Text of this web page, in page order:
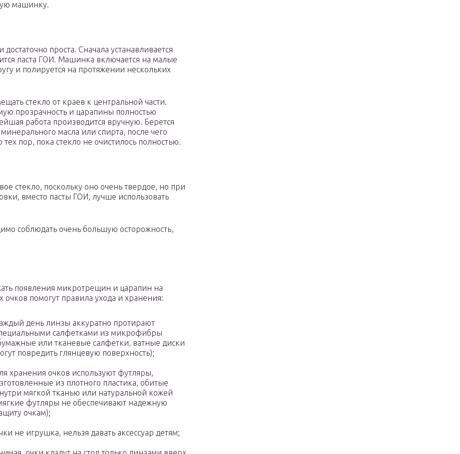
машинку.
проста. Сначала устанавливается
паста ГОИ. Машинка включается на малые
и полируется на протяжении нескольких
стекло от краев к центральной части.
прозрачность и царапины полностью
работа производится вручную. Берется
масла или спирта, после чего
пор, пока стекло не очистилось полностью.
стекло, поскольку оно очень твердое, но при
вместо пасты ГОИ, лучше использовать
соблюдать очень большую осторожность,
появления микротрещин и царапин на
очков помогут правила ухода и хранения:
день линзы аккуратно протирают
салфетками из микрофибры
или тканевые салфетки, ватные диски
повредить глянцевую поверхность);
хранения очков используют футляры,
из плотного пластика, обитые
мягкой тканью или натуральной кожей
футляры не обеспечивают надежную
очкам);
не игрушка, нельзя давать аксессуар детям;